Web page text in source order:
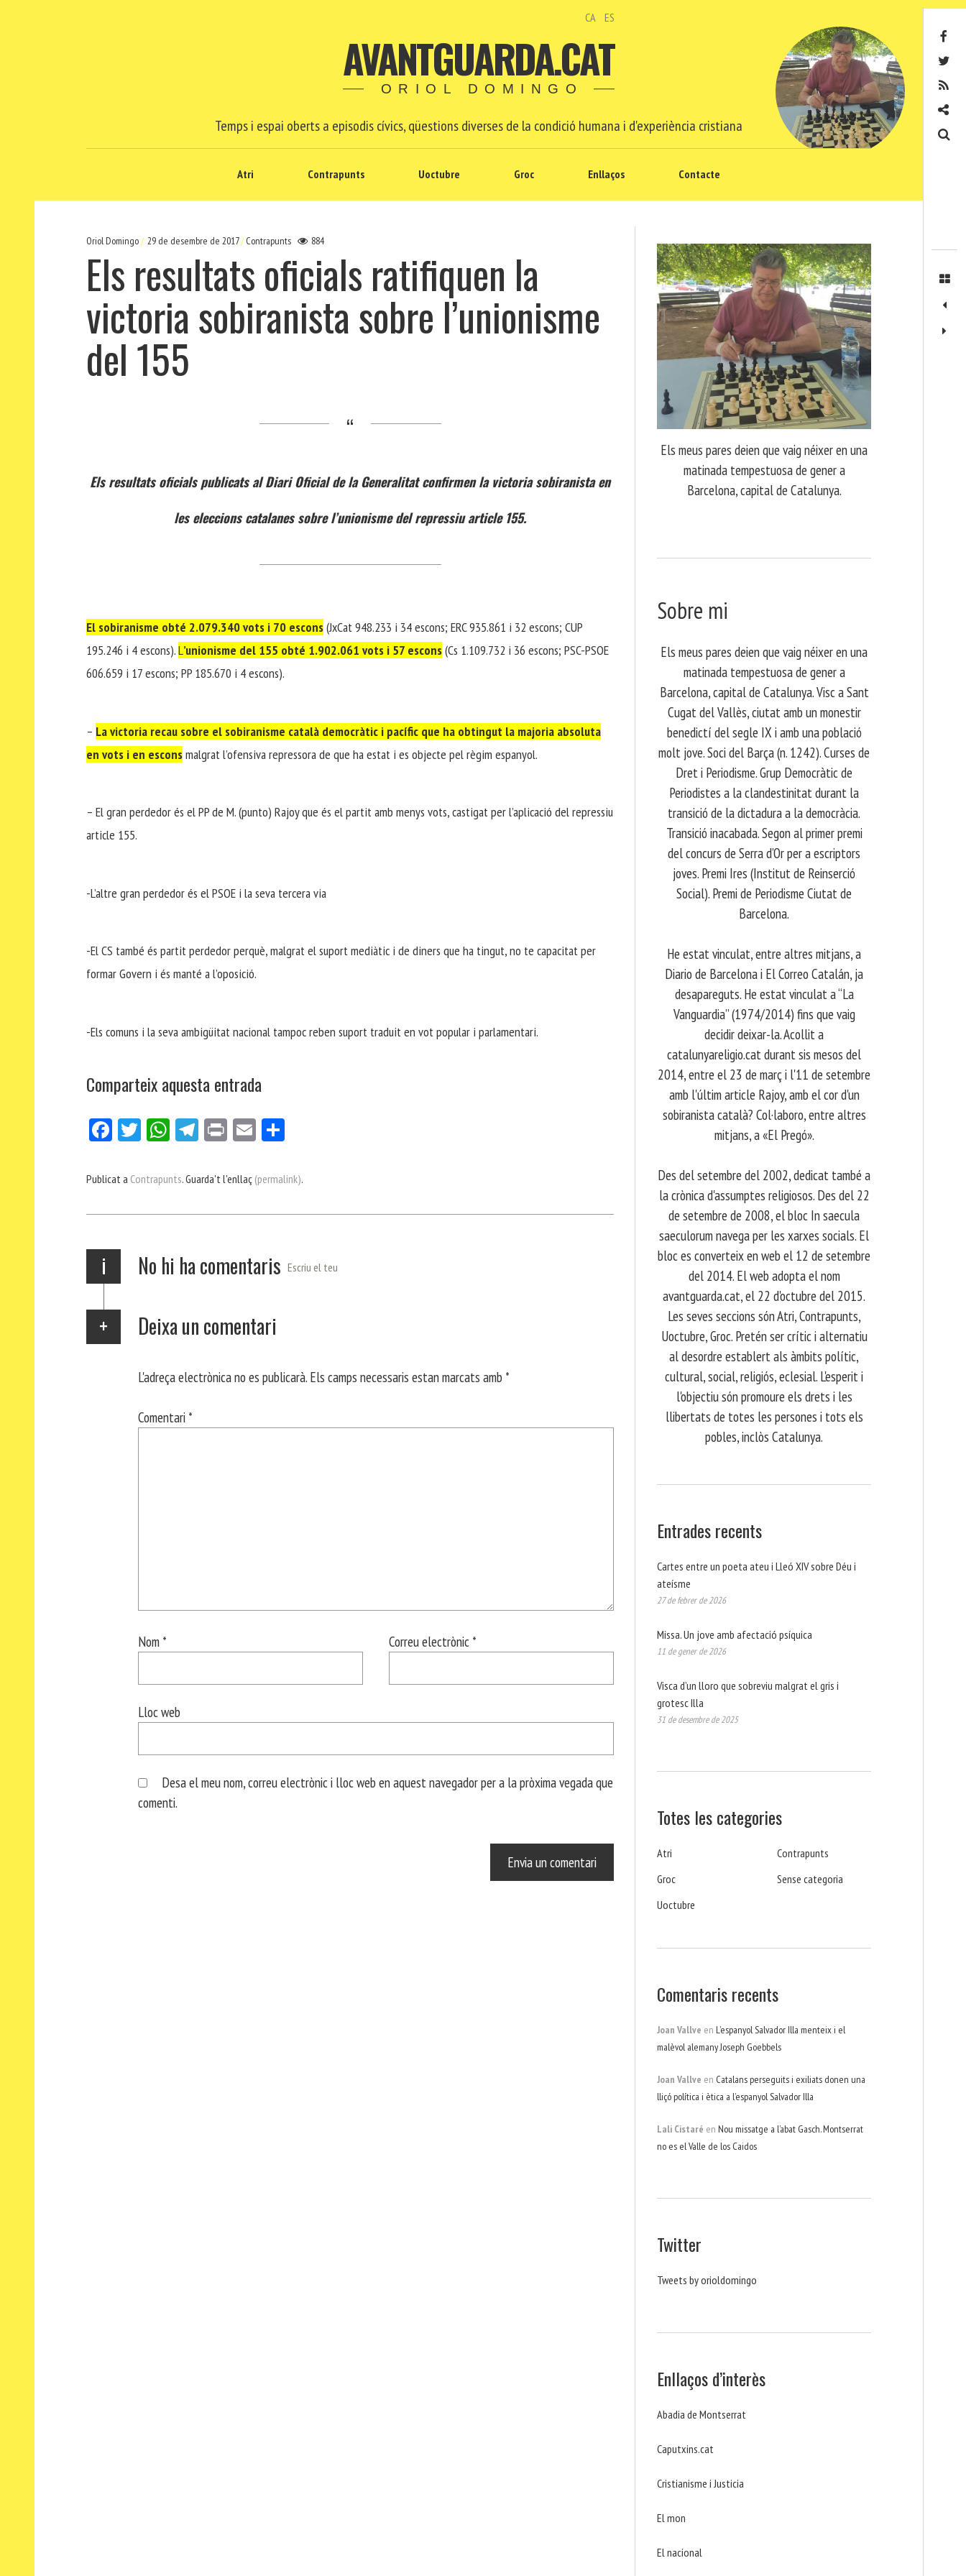
CA ES
AVANTGUARDA.CAT
ORIOL DOMINGO
Temps i espai oberts a episodis cívics, qüestions diverses de la condició humana i d'experiència cristiana
Atri Contrapunts Uoctubre Groc Enllaços Contacte
Oriol Domingo 29 de desembre de 2017 Contrapunts 884
Els resultats oficials ratifiquen la
victoria sobiranista sobre l’unionisme
del 155
Els resultats oficials publicats al Diari Oficial de la Generalitat confirmen la victoria sobiranista en
les eleccions catalanes sobre l’unionisme del repressiu article 155.
El sobiranisme obté 2.079.340 vots i 70 escons(JxCat 948.233 i 34 escons; ERC 935.861 i 32 escons; CUP
195.246 i 4 escons).L’unionisme del 155 obté 1.902.061 vots i 57 escons(Cs 1.109.732 i 36 escons; PSC-PSOE
606.659 i 17 escons; PP 185.670 i 4 escons).
– La victoria recau sobre el sobiranisme català democràtic i pacífic que ha obtingut la majoria absoluta
en vots i en esconsmalgrat l’ofensiva repressora de que ha estat i es objecte pel règim espanyol.
– El gran perdedor és el PP de M. (punto) Rajoy que és el partit amb menys vots, castigat per l’aplicació del repressiu
article 155.
-L’altre gran perdedor és el PSOE i la seva tercera via
-El CS també és partit perdedor perquè, malgrat el suport mediàtic i de diners que ha tingut, no te capacitat per
formar Govern i és manté a l’oposició.
-Els comuns i la seva ambigüitat nacional tampoc reben suport traduit en vot popular i parlamentari.
Comparteix aquesta entrada
Fa
bo
Tw
er
W
ts
p
Te
gr
m
Pri E
ail pa
ei
Publicat a Contrapunts. Guarda't l'enllaç (permalink).
i No hi ha comentaris Escriu el teu
Deixa un comentari
L'adreça electrònica no es publicarà. Els camps necessaris estan marcats amb *
Comentari *
Nom * Correu electrònic *
Lloc web
Desa el meu nom, correu electrònic i lloc web en aquest navegador per a la pròxima vegada que
comenti.
Els meus pares deien que vaig néixer en una
matinada tempestuosa de gener a
Barcelona, capital de Catalunya.
Sobre mi
Els meus pares deien que vaig néixer en una
matinada tempestuosa de gener a
Barcelona, capital de Catalunya. Visc a Sant
Cugat del Vallès, ciutat amb un monestir
benedictí del segle IX i amb una població
molt jove. Soci del Barça (n. 1242). Curses de
Dret i Periodisme. Grup Democràtic de
Periodistes a la clandestinitat durant la
transició de la dictadura a la democràcia.
Transició inacabada. Segon al primer premi
del concurs de Serra d’Or per a escriptors
joves. Premi Ires (Institut de Reinserció
Social). Premi de Periodisme Ciutat de
Barcelona.
​ He estat vinculat, entre altres mitjans, a
Diario de Barcelona i El Correo Catalán, ja
desapareguts. He estat vinculat a “La
Vanguardia” (1974/2014) fins que vaig
decidir deixar-la. Acollit a
catalunyareligio.cat durant sis mesos del
2014, entre el 23 de març i l'11 de setembre
amb l'últim article Rajoy, amb el cor d'un
sobiranista català? Col·laboro, entre altres
mitjans, a «El Pregó».
​ Des del setembre del 2002, dedicat també a
la crònica d'assumptes religiosos. Des del 22
de setembre de 2008, el bloc In saecula
saeculorum navega per les xarxes socials. El
bloc es converteix en web el 12 de setembre
del 2014. El web adopta el nom
avantguarda.cat, el 22 d'octubre del 2015.
Les seves seccions són Atri, Contrapunts,
Uoctubre, Groc. Pretén ser crític i alternatiu
al desordre establert als àmbits polític,
cultural, social, religiós, eclesial. L'esperit i
l'objectiu són promoure els drets i les
llibertats de totes les persones i tots els
pobles, inclòs Catalunya.
Entrades recents
Cartes entre un poeta ateu i Lleó XIV sobre Déu i
ateísme
27 de febrer de 2026
Missa. Un jove amb afectació psíquica
11 de gener de 2026
Visca d’un lloro que sobreviu malgrat el gris i
grotesc Illa
31 de desembre de 2025
Totes les categories
Atri
Contrapunts
Groc
Sense categoria
Uoctubre
Comentaris recents
Joan Vallve en L’espanyol Salvador Illa menteix i el
malèvol alemany Joseph Goebbels
Joan Vallve en Catalans perseguits i exiliats donen una
lliçó política i ètica a l’espanyol Salvador Illa
Lali Cistaré en Nou missatge a l’abat Gasch. Montserrat
no es el Valle de los Caidos
Twitter
Tweets by orioldomingo
Enllaços d’interès
Abadia de Montserrat
Caputxins.cat
Cristianisme i Justicia
El mon
El nacional
Contacte